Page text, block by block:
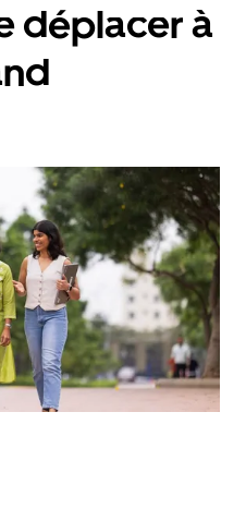
déplacer à